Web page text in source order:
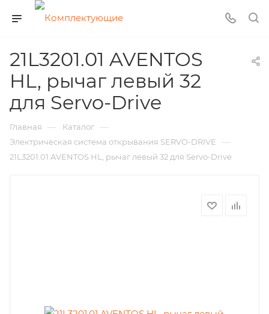
21L3201.01 AVENTOS
HL, рычаг левый 32
для Servo-Drive
Главная — Каталог —
Электрическая система открывания SERVO-DRIVE —
21L3201.01 AVENTOS HL, рычаг левый 32 для Servo-Drive